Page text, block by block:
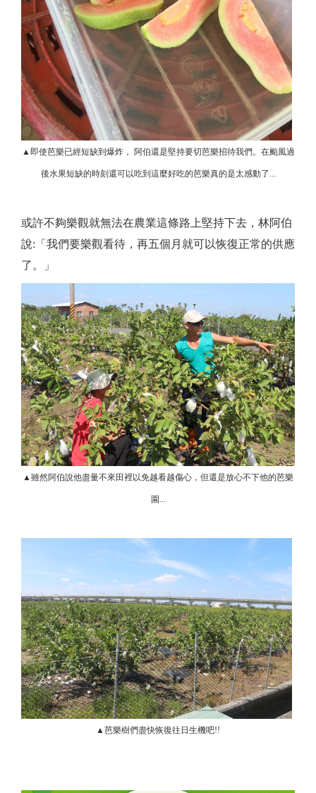
▲即使芭樂已經短缺到爆炸， 阿伯還是堅持要切芭樂招待我們。在颱風過
後水果短缺的時刻還可以吃到這麼好吃的芭樂真的是太感動了...
或許不夠樂觀就無法在農業這條路上堅持下去，林阿伯
說:「我們要樂觀看待，再五個月就可以恢復正常的供應
了。」
▲雖然阿伯說他盡量不來田裡以免越看越傷心，但還是放心不下他的芭樂
園...
▲芭樂樹們盡快恢復往日生機吧!!